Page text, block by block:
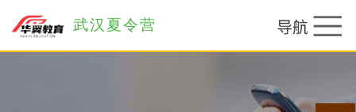
武汉夏令营